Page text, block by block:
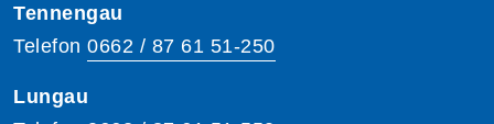
Tennengau
Telefon 0662 / 87 61 51-250
Lungau